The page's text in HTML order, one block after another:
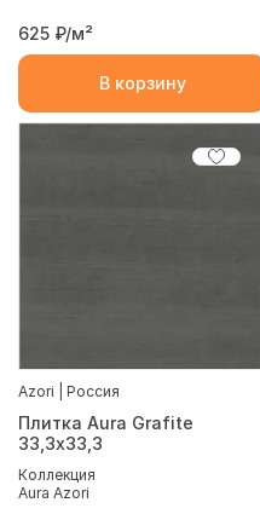
625 ₽/м²
В корзину
Azori | Россия
Плитка Aura Grafite
33,3х33,3
Коллекция
Aura Azori